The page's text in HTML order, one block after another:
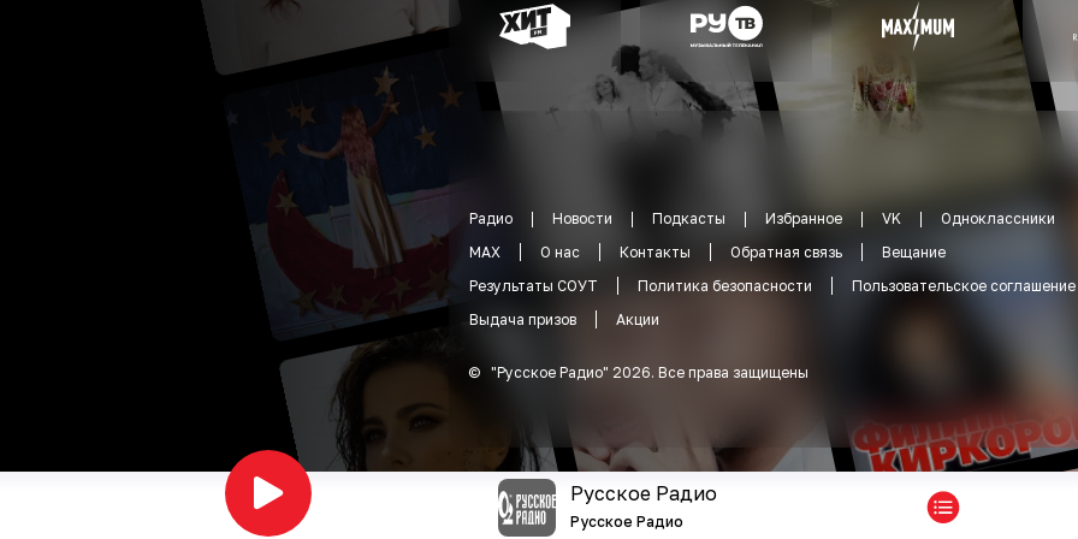
Радио Новости Подкасты Избранное VK
Одноклассники
MAX
О нас Контакты Обратная связь
Вещание
Результаты СОУТ
Политика безопасности
Пользовательское соглашение
Выдача призов
Акции
© "Русское Радио" 2026. Все права защищены
Русское Радио
Русское Радио